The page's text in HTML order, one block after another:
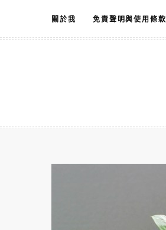
主
關於我 免責聲明與使用條款